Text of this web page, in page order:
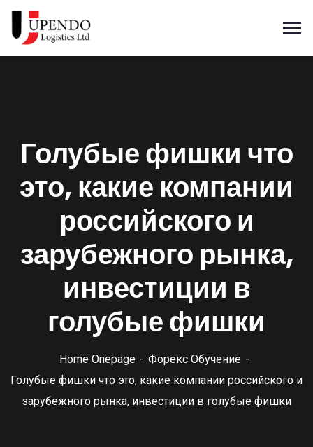
Голубые фишки что
это, какие компании
российского и
зарубежного рынка,
инвестиции в
голубые фишки
Home Onepage
Форекс Обучение
Голубые фишки что это, какие компании российского и
зарубежного рынка, инвестиции в голубые фишки